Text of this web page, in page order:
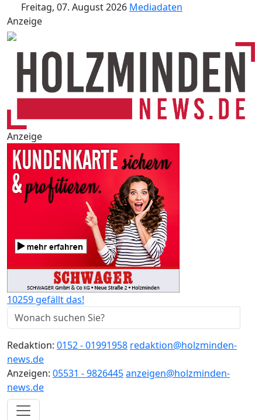
Freitag, 07. August 2026 Mediadaten
Anzeige
Anzeige
10259 gefällt das!
Redaktion: 0152 - 01991958 redaktion@holzminden-
news.de
Anzeigen: 05531 - 9826445anzeigen@holzminden-
news.de